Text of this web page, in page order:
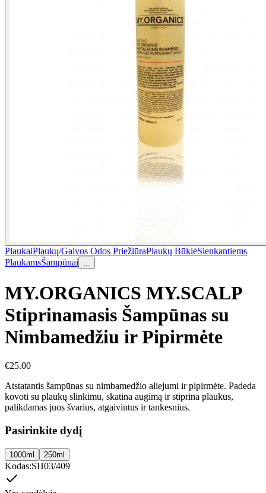
PlaukaiPlaukų/Galvos Odos PriežiūraPlaukų BūklėSlenkantiems
PlaukamsŠampūnai ...
MY.ORGANICS MY.SCALP
Stiprinamasis Šampūnas su
Nimbamedžiu ir Pipirmėte
€25.00
Atstatantis šampūnas su nimbamedžio aliejumi ir pipirmėte. Padeda
kovoti su plaukų slinkimu, skatina augimą ir stiprina plaukus,
palikdamas juos švarius, atgaivintus ir tankesnius.
Pasirinkite dydį
1000ml 250ml
Kodas:SH03/409